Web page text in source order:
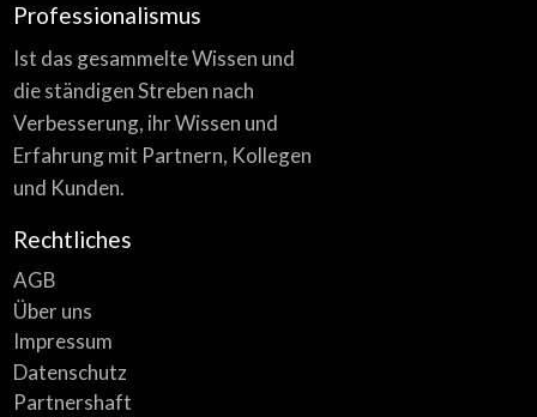
Professionalismus
Ist das gesammelte Wissen und
die ständigen Streben nach
Verbesserung, ihr Wissen und
Erfahrung mit Partnern, Kollegen
und Kunden.
Rechtliches
AGB
Über uns
Impressum
Datenschutz
Partnershaft